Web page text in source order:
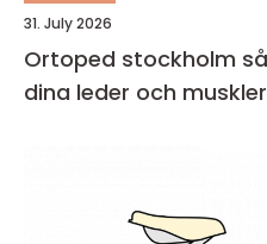
31. July 2026
Ortoped stockholm så hittar du rätt vård för
dina leder och muskler